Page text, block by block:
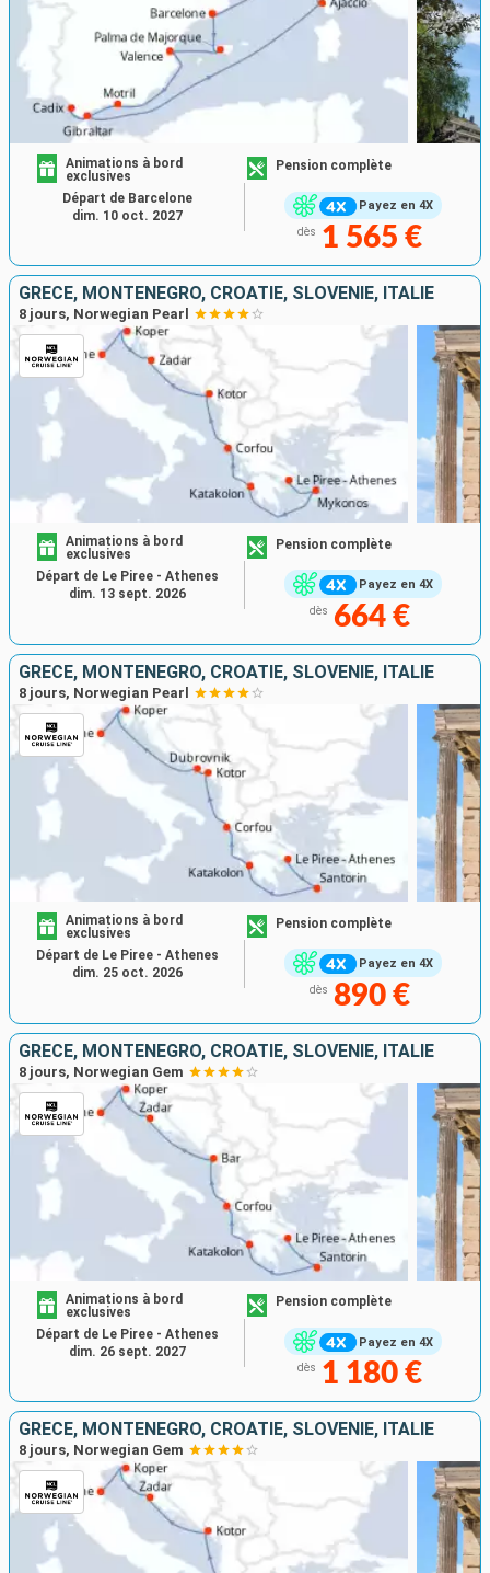
Payez en 4X
Animations à bord
exclusives
Pension complète
dès 1 565 €
Départ de Barcelone
dim. 10 oct. 2027
GRÈCE, MONTÉNÉGRO, CROATIE, SLOVÉNIE, ITALIE
8 jours, Norwegian Pearl
Payez en 4X
Animations à bord
exclusives
Pension complète
dès 664 €
Départ de Le Piree - Athenes
dim. 13 sept. 2026
GRÈCE, MONTÉNÉGRO, CROATIE, SLOVÉNIE, ITALIE
8 jours, Norwegian Pearl
Payez en 4X
Animations à bord
exclusives
Pension complète
dès 890 €
Départ de Le Piree - Athenes
dim. 25 oct. 2026
GRÈCE, MONTÉNÉGRO, CROATIE, SLOVÉNIE, ITALIE
8 jours, Norwegian Gem
Payez en 4X
Animations à bord
exclusives
Pension complète
dès 1 180 €
Départ de Le Piree - Athenes
dim. 26 sept. 2027
GRÈCE, MONTÉNÉGRO, CROATIE, SLOVÉNIE, ITALIE
8 jours, Norwegian Gem